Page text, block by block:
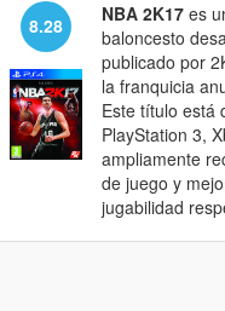
8.28 NBA 2K17 es
baloncesto
publicado por
la franquicia
Este título está
PlayStation 3,
ampliamente
de juego y
jugabilidad